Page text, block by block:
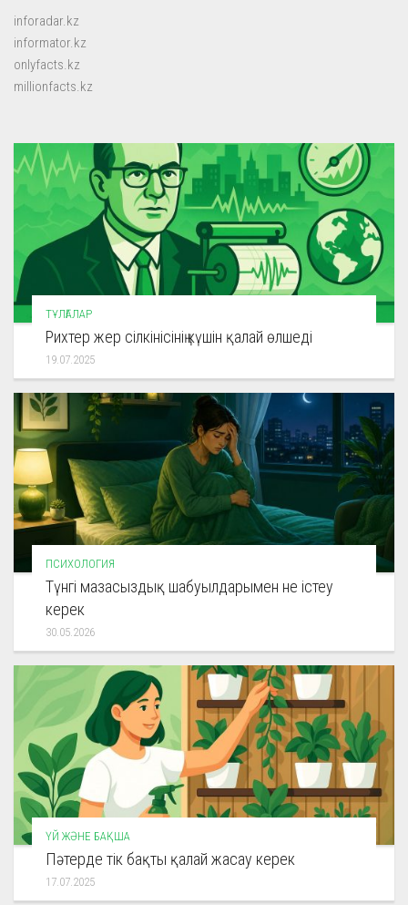
inforadar.kz
informator.kz
onlyfacts.kz
millionfacts.kz
ТҰЛҒАЛАР
Рихтер жер сілкінісінің күшін қалай өлшеді
19.07.2025
ПСИХОЛОГИЯ
Түнгі мазасыздық шабуылдарымен не істеу
керек
30.05.2026
ҮЙ ЖӘНЕ БАҚША
Пәтерде тік бақты қалай жасау керек
17.07.2025